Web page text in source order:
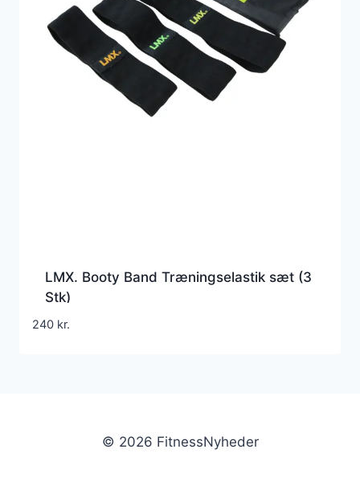
LMX. Booty Band Træningselastik sæt (3
Stk)
240 kr.
© 2026 FitnessNyheder